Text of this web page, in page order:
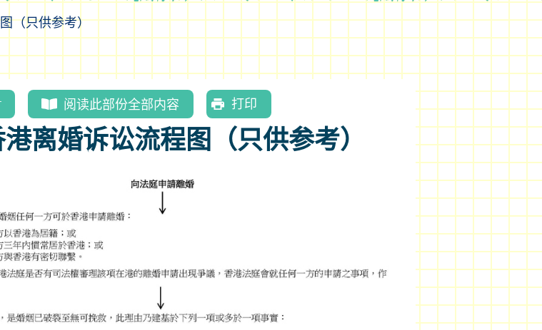
（只供参考）
阅读此部份全部内容 打印
离婚诉讼流程图（只供参考）